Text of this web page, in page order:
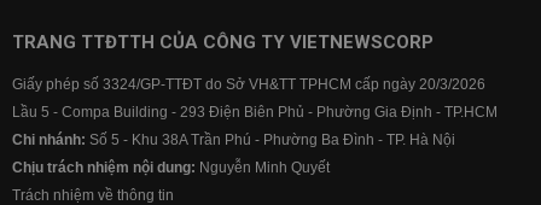
TRANG TTĐTTH CỦA CÔNG TY VIETNEWSCORP
Giấy phép số 3324/GP-TTĐT do Sở VH&TT TPHCM cấp ngày 20/3/2026
Lầu 5 - Compa Building - 293 Điện Biên Phủ - Phường Gia Định - TP.HCM
Chi nhánh: Số 5 - Khu 38A Trần Phú - Phường Ba Đình - TP. Hà Nội
Chịu trách nhiệm nội dung: Nguyễn Minh Quyết
Trách nhiệm về thông tin